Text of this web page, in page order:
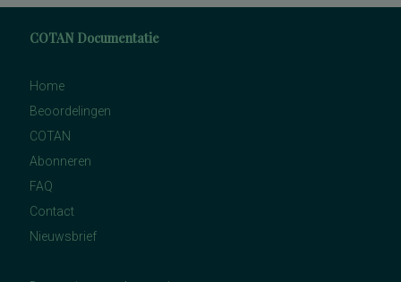
COTAN Documentatie
Home
Beoordelingen
COTAN
Abonneren
FAQ
Contact
Nieuwsbrief